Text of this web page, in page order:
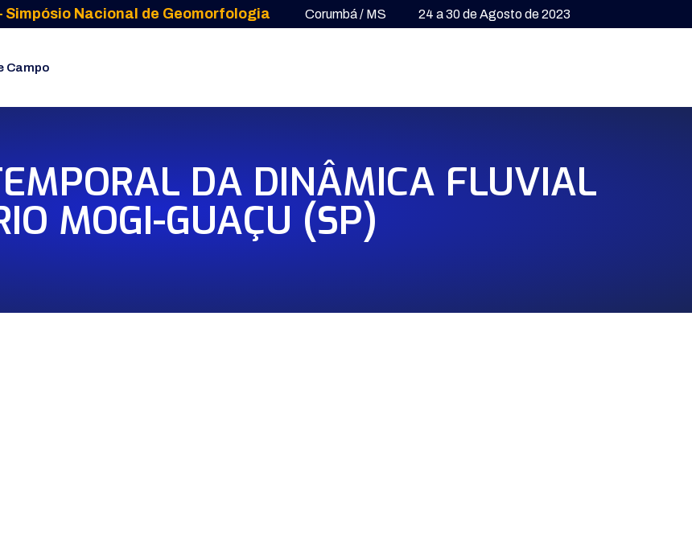
Simpósio Nacional de Geomorfologia Corumbá / MS 24 a 30 de Agosto de 2023
Campo
DA DINÂMICA FLUVIAL
MOGI-GUAÇU (SP)